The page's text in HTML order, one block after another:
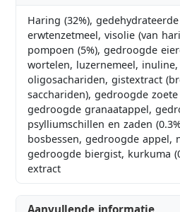
Haring (32%),
erwtenzetmeel, visolie (van
pompoen (5%), gedroogde
wortelen, luzernemeel,
oligosachariden, gistextract
sacchariden), gedroogde zoete
gedroogde granaatappel,
psylliumschillen en zaden
bosbessen, gedroogde appel,
gedroogde biergist, kurkuma
extract